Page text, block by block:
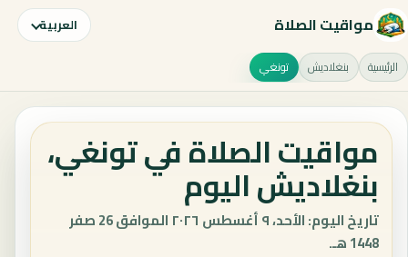
مواقيت الصلاة العربية
الرئيسية بنغلاديش تونغي
مواقيت الصلاة في تونغي،
بنغلاديش اليوم
تاريخ اليوم: الأحد، ٩ أغسطس ٢٠٢٦ الموافق 26 صفر
1448 هـ.